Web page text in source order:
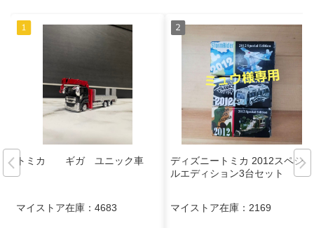
トミカ ギガ ユニック車
マイストア在庫： 4683
ディズニートミカ 2012スペシャ
ルエディション3台セット
マイストア在庫： 2169